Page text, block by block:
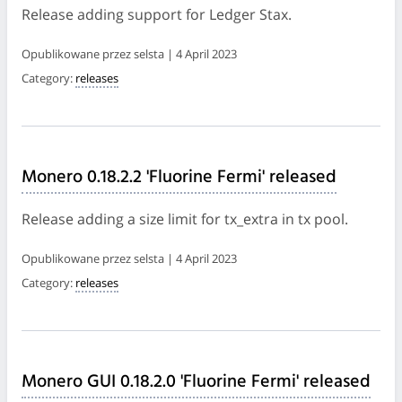
Release adding support for Ledger Stax.
Opublikowane przez selsta | 4 April 2023
Category: releases
Monero 0.18.2.2 'Fluorine Fermi' released
Release adding a size limit for tx_extra in tx pool.
Opublikowane przez selsta | 4 April 2023
Category: releases
Monero GUI 0.18.2.0 'Fluorine Fermi' released